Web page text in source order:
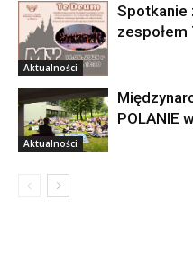
Aktualności
Spotkanie
zespołem
Aktualności
POLANIE